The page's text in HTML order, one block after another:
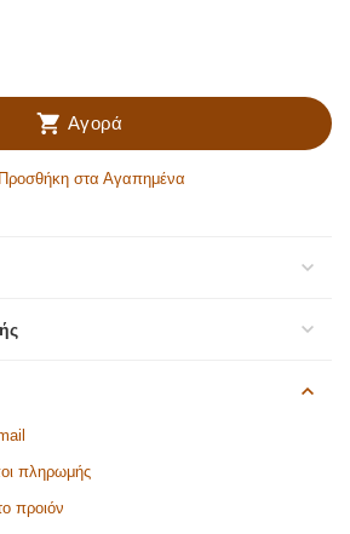
Αγορά
Προσθήκη στα Αγαπημένα
πληρωμής
προιόν